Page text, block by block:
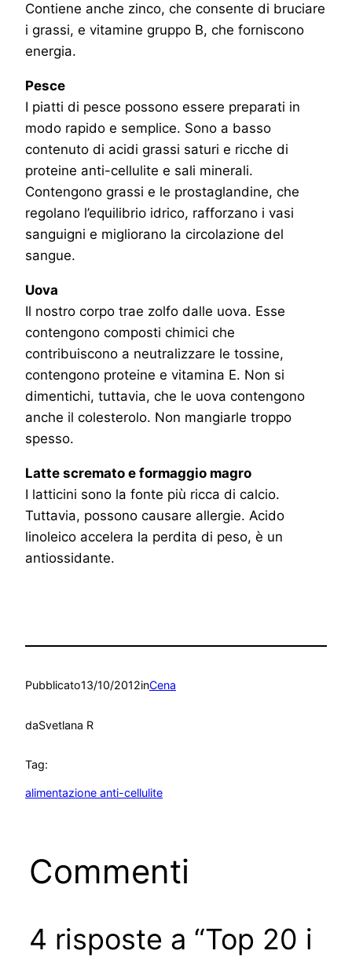
Contiene anche zinco, che consente di bruciare
i grassi, e vitamine gruppo B, che forniscono
energia.
Pesce
I piatti di pesce possono essere preparati in
modo rapido e semplice. Sono a basso
contenuto di acidi grassi saturi e ricche di
proteine anti-cellulite e sali minerali.
Contengono grassi e le prostaglandine, che
regolano l’equilibrio idrico, rafforzano i vasi
sanguigni e migliorano la circolazione del
sangue.
Uova
Il nostro corpo trae zolfo dalle uova. Esse
contengono composti chimici che
contribuiscono a neutralizzare le tossine,
contengono proteine e vitamina E. Non si
dimentichi, tuttavia, che le uova contengono
anche il colesterolo. Non mangiarle troppo
spesso.
Latte scremato e formaggio magro
I latticini sono la fonte più ricca di calcio.
Tuttavia, possono causare allergie. Acido
linoleico accelera la perdita di peso, è un
antiossidante.
Pubblicato13/10/2012inCena
daSvetlana R
Tag:
alimentazione anti-cellulite
Commenti
4 risposte a “Top 20 i